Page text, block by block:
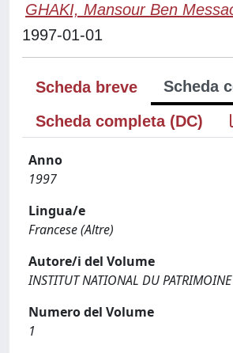
GHAKI, Mansour Ben
1997-01-01
Scheda breve
Scheda
Scheda completa (DC)
Anno
1997
Lingua/e
Francese (Altre)
Autore/i del Volume
INSTITUT NATIONAL DU PATRIMOINE
Numero del Volume
1